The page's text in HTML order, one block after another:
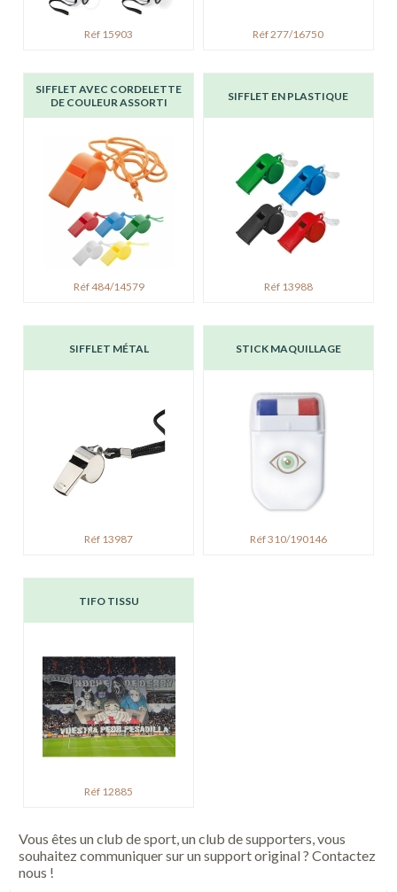
Réf 15903 Réf 277/16750
SIFFLET AVEC CORDELETTE
DE COULEUR ASSORTI
Réf 484/14579
SIFFLET EN PLASTIQUE
Réf 13988
SIFFLET MÉTAL
Réf 13987
STICK MAQUILLAGE
Réf 310/190146
TIFO TISSU
Réf 12885
Vous êtes un club de sport, un club de supporters, vous
souhaitez communiquer sur un support original ? Contactez
nous !